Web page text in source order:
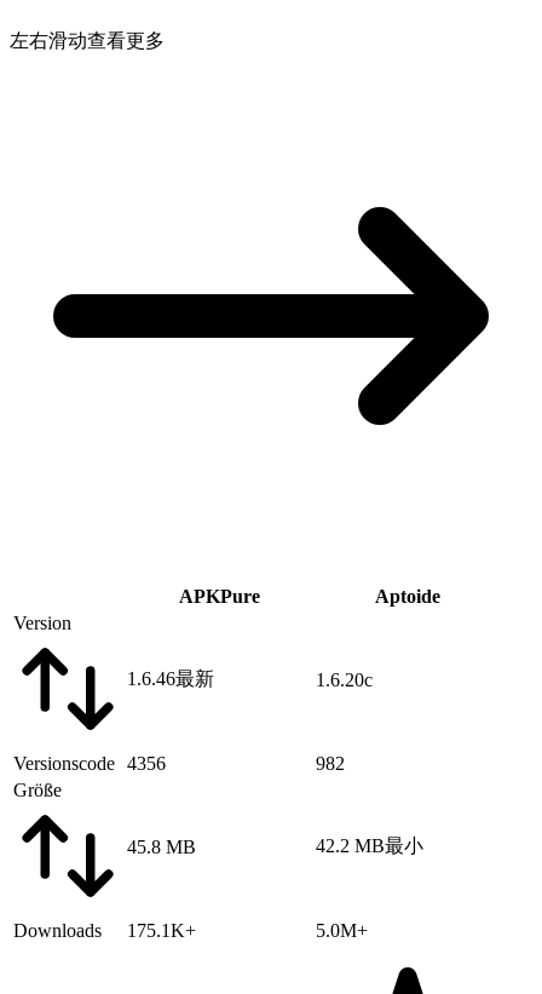
左右滑动查看更多
APKPure
Aptoide
Version
1.6.46最新 1.6.20c
Versionscode 4356
982
Größe
45.8 MB 42.2 MB最小
Downloads 175.1K+ 5.0M+